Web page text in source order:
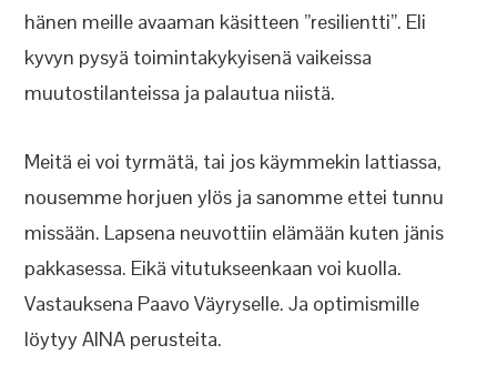
hänen meille avaaman käsitteen ”resilientti”. Eli
kyvyn pysyä toimintakykyisenä vaikeissa
muutostilanteissa ja palautua niistä.
Meitä ei voi tyrmätä, tai jos käymmekin lattiassa,
nousemme horjuen ylös ja sanomme ettei tunnu
missään. Lapsena neuvottiin elämään kuten jänis
pakkasessa. Eikä vitutukseenkaan voi kuolla.
Vastauksena Paavo Väyryselle. Ja optimismille
löytyy AINA perusteita.